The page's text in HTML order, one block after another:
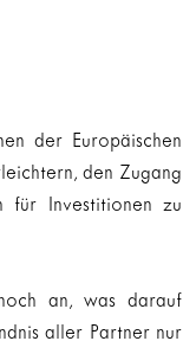
der Europäischen
den Zugang
für Investitionen zu
an, was darauf
aller Partner nur